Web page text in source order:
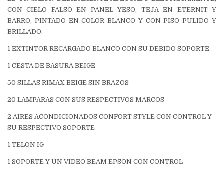
CON CIELO FALSO EN PANEL YESO, TEJA EN ETERNIT Y
BARRO, PINTADO EN COLOR BLANCO Y CON PISO PULIDO Y
BRILLADO.
1 EXTINTOR RECARGADO BLANCO CON SU DEBIDO SOPORTE
1 CESTA DE BASURA BEIGE
50 SILLAS RIMAX BEIGE SIN BRAZOS
20 LAMPARAS CON SUS RESPECTIVOS MARCOS
2 AIRES ACONDICIONADOS CONFORT STYLE CON CONTROL Y
SU RESPECTIVO SOPORTE
1 TELON IG
1 SOPORTE Y UN VIDEO BEAM EPSON CON CONTROL